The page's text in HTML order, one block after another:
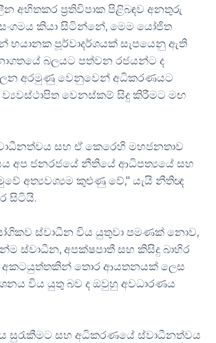
අහිතකර ප්‍රතිවිපාක පිළිබඳව අනතුරු
කියා සිටින්නේ, මෙම යෝජිත
භයානක පූර්වාදර්ශයක් සැපයෙනු ඇති
බලයට පත්වන රජයන්ට ද
අරමුණු වෙනුවෙන් අධිකරණයට
ව්‍යවස්ථාපිත වෙනස්කම් සිදු කිරීමට මඟ
සහ ඒ කෙරෙහි මහජනතාව
අප ජනරජයේ නීතියේ ආධිපත්‍යයේ සහ
අත්‍යවශ්‍යම කුළුණු වේ," යැයි නීතිඥ
සිටියි.
ස්වාධීන විය යුතුවා පමණක් නොව,
ස්වාධීන, අපක්ෂපාතී සහ කිසිදු බාහිර
අකටයුත්තකින් තොර ආයතනයක් ලෙස
විය යුතු බව ද ඔවුහු අවධාරණය
සුරැකීමට සහ අධිකරණයේ ස්වාධීනත්වය